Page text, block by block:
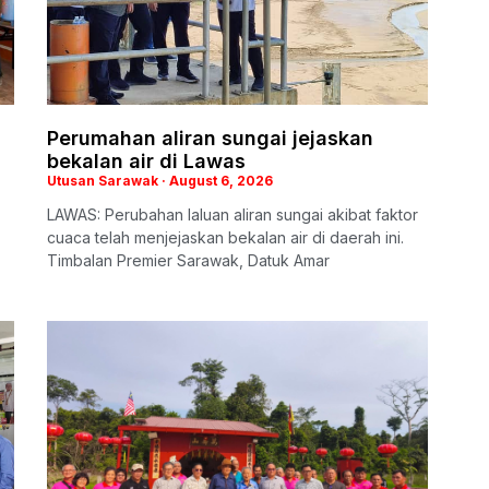
Perumahan aliran sungai jejaskan
bekalan air di Lawas
Utusan Sarawak August 6, 2026
LAWAS: Perubahan laluan aliran sungai akibat faktor
cuaca telah menjejaskan bekalan air di daerah ini.
Timbalan Premier Sarawak, Datuk Amar